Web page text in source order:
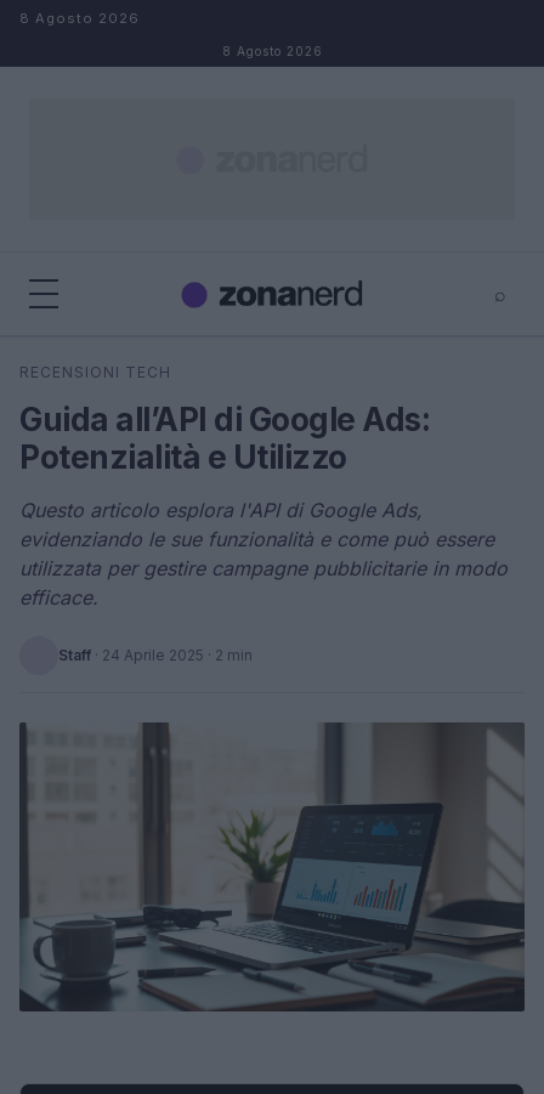
Salta al contenuto
8 Agosto 2026
8 Agosto 2026
⌕
Cerca
RECENSIONI TECH
Guida all’API di Google Ads:
Potenzialità e Utilizzo
Questo articolo esplora l'API di Google Ads,
evidenziando le sue funzionalità e come può essere
utilizzata per gestire campagne pubblicitarie in modo
efficace.
Staff · 24 Aprile 2025 · 2 min